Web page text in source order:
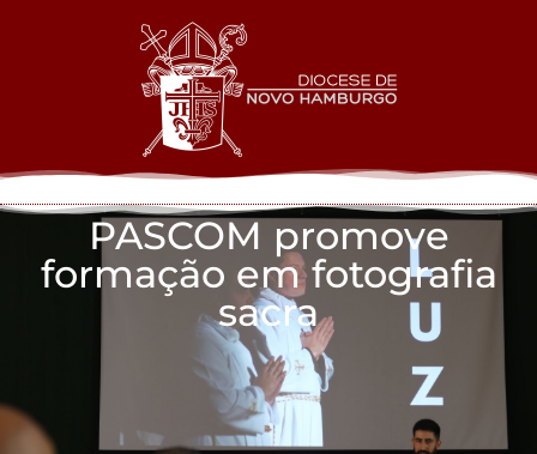
PASCOM promove
formação em fotografia
sacra